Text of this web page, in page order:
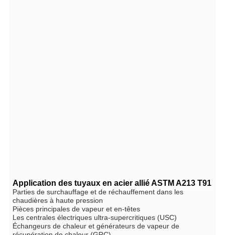
Application des tuyaux en acier allié ASTM A213 T91
Parties de surchauffage et de réchauffement dans les
chaudières à haute pression
Pièces principales de vapeur et en-têtes
Les centrales électriques ultra-supercritiques (USC)
Échangeurs de chaleur et générateurs de vapeur de